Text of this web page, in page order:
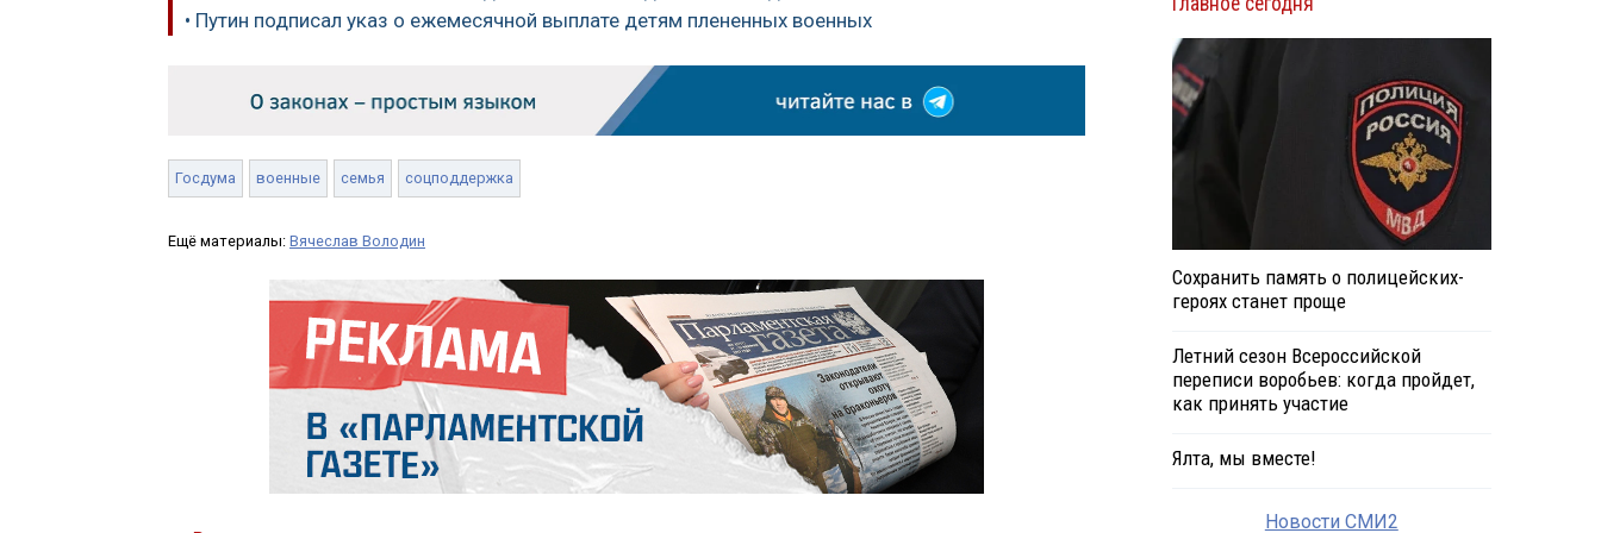
• Путин подписал указ о ежемесячной выплате детям плененных военных
Госдума военные семья соцподдержка
Ещё материалы: Вячеслав Володин
Сохранить память о полицейских-
героях станет проще
Летний сезон Всероссийской
переписи воробьев: когда пройдет,
как принять участие
Ялта, мы вместе!
Новости СМИ2